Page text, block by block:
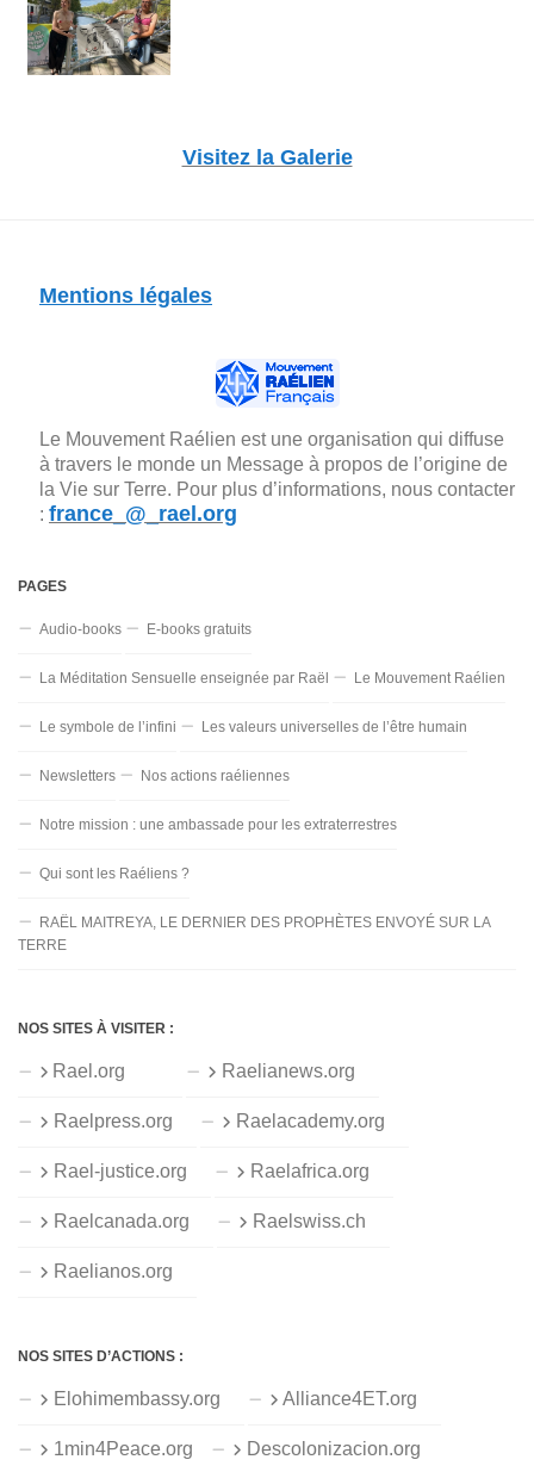
Visitez la Galerie
Mentions légales
Le Mouvement Raélien est une organisation qui diffuse
à travers le monde un Message à propos de l’origine de
la Vie sur Terre. Pour plus d’informations, nous contacter
: france_@_rael.org
PAGES
Audio-books E-books gratuits
La Méditation Sensuelle enseignée par Raël Le Mouvement Raélien
Le symbole de l’infini Les valeurs universelles de l’être humain
Newsletters Nos actions raéliennes
Notre mission : une ambassade pour les extraterrestres
Qui sont les Raéliens ?
RAËL MAITREYA, LE DERNIER DES PROPHÈTES ENVOYÉ SUR LA
TERRE
NOS SITES À VISITER :
Rael.org Raelianews.org
Raelpress.org Raelacademy.org
Rael-justice.org Raelafrica.org
Raelcanada.org Raelswiss.ch
Raelianos.org
NOS SITES D’ACTIONS :
Elohimembassy.org Alliance4ET.org
1min4Peace.org Descolonizacion.org